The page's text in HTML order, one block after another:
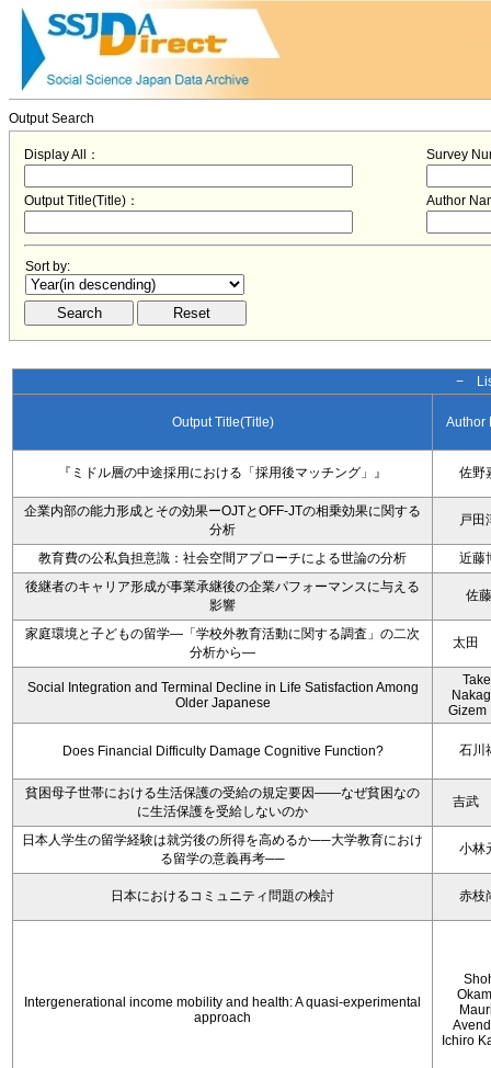
Output Search
Display All： Survey
Output Title(Title)： Author
Sort by:
−
Output Title(Title) Author
『ミドル層の中途採用における「採用後マッチング」』 佐野
企業内部の能力形成とその効果ーOJTとOFF-JTの相乗効果に関する
分析
戸田
教育費の公私負担意識：社会空間アプローチによる世論の分析
近藤
後継者のキャリア形成が事業承継後の企業パフォーマンスに与える
影響
佐
家庭環境と子どもの留学―「学校外教育活動に関する調査」の二次
分析から―
太田
Social Integration and Terminal Decline in Life Satisfaction Among
Older Japanese
Gizem
Does Financial Difficulty Damage Cognitive Function? 石川
貧困母子世帯における生活保護の受給の規定要因――なぜ貧困なの
に生活保護を受給しないのか
吉武
日本人学生の留学経験は就労後の所得を高めるか──大学教育におけ
る留学の意義再考──
小林
日本におけるコミュニティ問題の検討 赤枝
Intergenerational income mobility and health: A quasi-experimental
approach
Ichiro